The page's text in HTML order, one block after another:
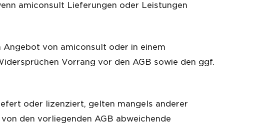
amiconsult Lieferungen oder Leistungen
von amiconsult oder in einem
Vorrang vor den AGB sowie den ggf.
oder lizenziert, gelten mangels anderer
den vorliegenden AGB abweichende